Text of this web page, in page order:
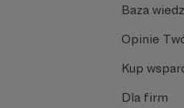
Baza
Opinie
Kup
Dla firm